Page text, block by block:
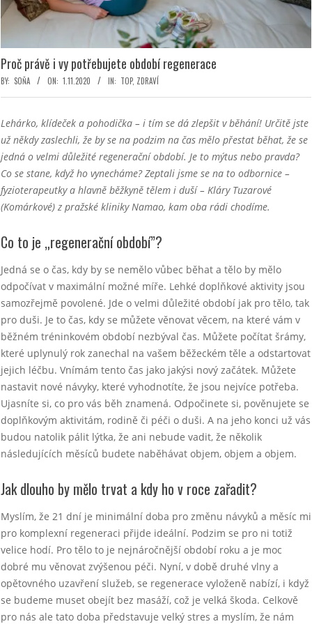
Proč právě i vy potřebujete období regenerace
BY: SOŇA ON: 1.11.2020 IN: TOP, ZDRAVÍ
Lehárko, klídeček a pohodička – i tím se dá zlepšit v běhání! Určitě jste
už někdy zaslechli, že by se na podzim na čas mělo přestat běhat, že se
jedná o velmi důležité regenerační období. Je to mýtus nebo pravda?
Co se stane, když ho vynecháme? Zeptali jsme se na to odbornice –
fyzioterapeutky a hlavně běžkyně tělem i duší – Kláry Tuzarové
(Komárkové) z pražské kliniky Namao, kam oba rádi chodíme.
Co to je „regenerační období”?
Jedná se o čas, kdy by se nemělo vůbec běhat a tělo by mělo
odpočívat v maximální možné míře. Lehké doplňkové aktivity jsou
samozřejmě povolené. Jde o velmi důležité období jak pro tělo, tak
pro duši. Je to čas, kdy se můžete věnovat věcem, na které vám v
běžném tréninkovém období nezbýval čas. Můžete počítat šrámy,
které uplynulý rok zanechal na vašem běžeckém těle a odstartovat
jejich léčbu. Vnímám tento čas jako jakýsi nový začátek. Můžete
nastavit nové návyky, které vyhodnotíte, že jsou nejvíce potřeba.
Ujasníte si, co pro vás běh znamená. Odpočinete si, pověnujete se
doplňkovým aktivitám, rodině či péči o duši. A na jeho konci už vás
budou natolik pálit lýtka, že ani nebude vadit, že několik
následujících měsíců budete naběhávat objem, objem a objem.
Jak dlouho by mělo trvat a kdy ho v roce zařadit?
Myslím, že 21 dní je minimální doba pro změnu návyků a měsíc mi
pro komplexní regeneraci přijde ideální. Podzim se pro ni totiž
velice hodí. Pro tělo to je nejnáročnější období roku a je moc
dobré mu věnovat zvýšenou péči. Nyní, v době druhé vlny a
opětovného uzavření služeb, se regenerace vyloženě nabízí, i když
se budeme muset obejít bez masáží, což je velká škoda. Celkově
pro nás ale tato doba představuje velký stres a myslím, že nám